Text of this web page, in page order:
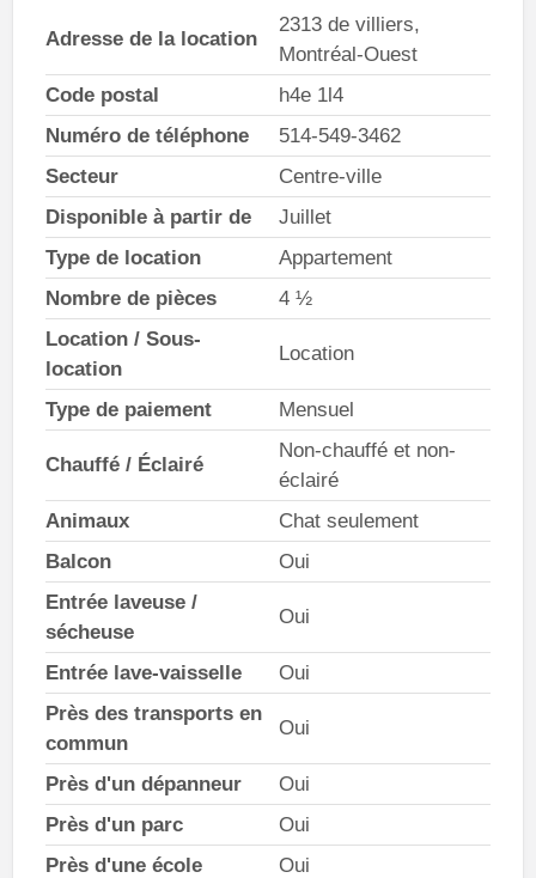
Adresse de la location
2313 de villiers,
Montréal-Ouest
Code postal
h4e 1l4
Numéro de téléphone
514-549-3462
Secteur
Centre-ville
Disponible à partir de
Juillet
Type de location
Appartement
Nombre de pièces
4 ½
Location / Sous-
location
Location
Type de paiement Mensuel
Chauffé / Éclairé
Non-chauffé et non-
éclairé
Animaux
Chat seulement
Balcon
Oui
Entrée laveuse /
sécheuse
Oui
Entrée lave-vaisselle
Oui
Près des transports en
commun
Oui
Près d'un dépanneur
Oui
Près d'un parc
Oui
Près d'une école
Oui